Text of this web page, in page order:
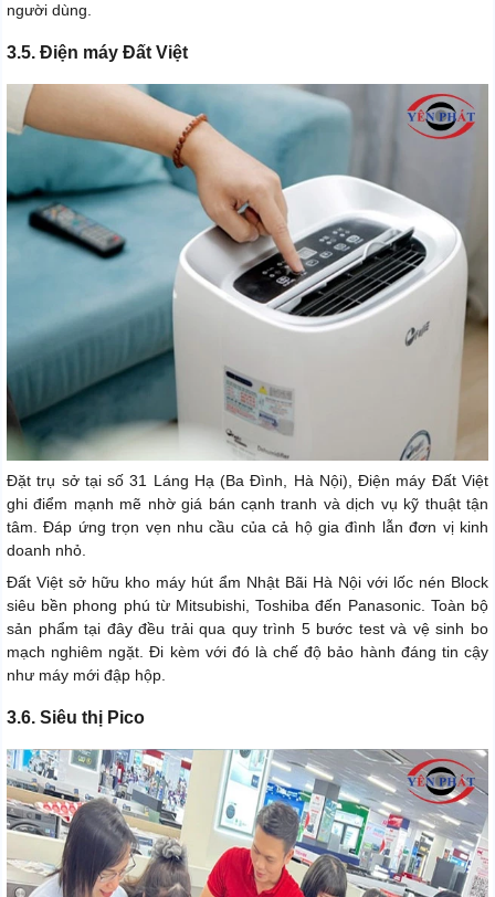
người dùng.
3.5. Điện máy Đất Việt
Đặt trụ sở tại số 31 Láng Hạ (Ba Đình, Hà Nội), Điện máy Đất Việt
ghi điểm mạnh mẽ nhờ giá bán cạnh tranh và dịch vụ kỹ thuật tận
tâm. Đáp ứng trọn vẹn nhu cầu của cả hộ gia đình lẫn đơn vị kinh
doanh nhỏ.
Đất Việt sở hữu kho máy hút ẩm Nhật Bãi Hà Nội với lốc nén Block
siêu bền phong phú từ Mitsubishi, Toshiba đến Panasonic. Toàn bộ
sản phẩm tại đây đều trải qua quy trình 5 bước test và vệ sinh bo
mạch nghiêm ngặt. Đi kèm với đó là chế độ bảo hành đáng tin cậy
như máy mới đập hộp.
3.6. Siêu thị Pico